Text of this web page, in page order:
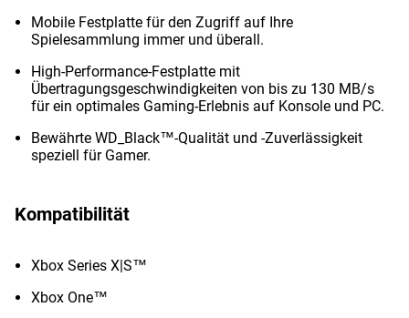
Mobile Festplatte für den Zugriff auf Ihre
Spielesammlung immer und überall.
High-Performance-Festplatte mit
Übertragungsgeschwindigkeiten von bis zu 130 MB/s
für ein optimales Gaming-Erlebnis auf Konsole und PC.
Bewährte WD_Black™-Qualität und -Zuverlässigkeit
speziell für Gamer.
Kompatibilität
Xbox Series X|S™
Xbox One™